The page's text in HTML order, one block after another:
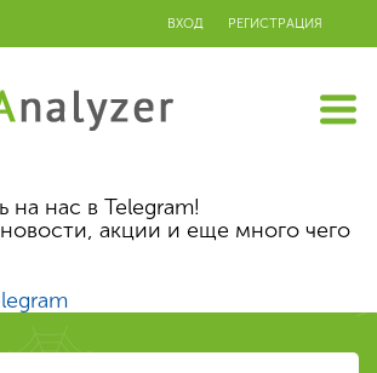
ВХОД РЕГИСТРАЦИЯ
на нас в Telegram!
акции и еще много чего